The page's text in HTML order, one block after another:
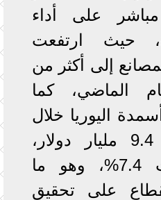
على أداء
حيث ارتفعت
إلى أكثر من
الماضي، كما
اليوريا خلال
عام 2025 نحو 9.4 مليار دولار،
بنسبة نمو بلغت 7.4%، وهو ما
على تحقيق